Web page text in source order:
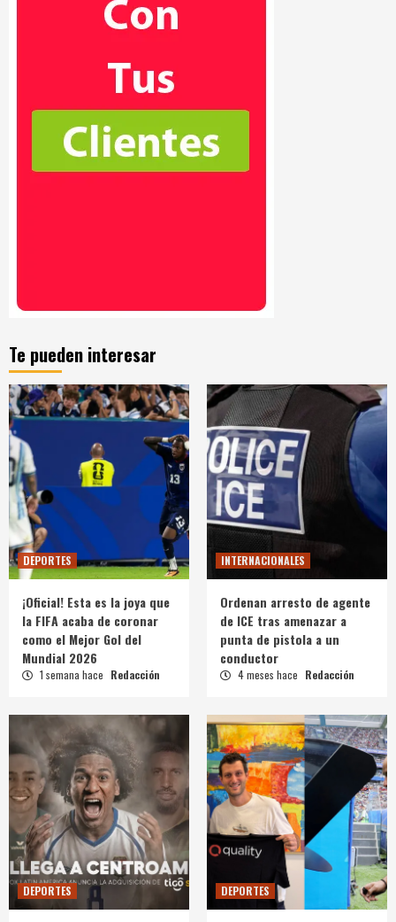
Te pueden interesar
DEPORTES
¡Oficial! Esta es la joya que
la FIFA acaba de coronar
como el Mejor Gol del
Mundial 2026
1 semana hace Redacción
INTERNACIONALES
Ordenan arresto de agente
de ICE tras amenazar a
punta de pistola a un
conductor
4 meses hace Redacción
DEPORTES DEPORTES